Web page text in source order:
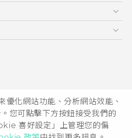
化網站功能、分析網站效能、
您可點擊下方按鈕接受我們的
喜好設定」上管理您的偏
| 統一編號16003518